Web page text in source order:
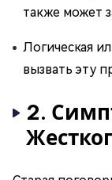
также может
Логическая
вызвать эту
2.